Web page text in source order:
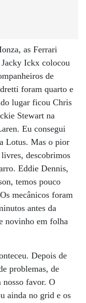
as Ferrari
Ickx colocou
de
foram quarto e
lugar ficou Chris
Stewart na
Eu consegui
Lotus. Mas o pior
descobrimos
Eddie Dennis,
temos pouco
mecânicos foram
antes da
novinho em folha
Depois de
problemas, de
nosso favor. O
ainda no grid e os